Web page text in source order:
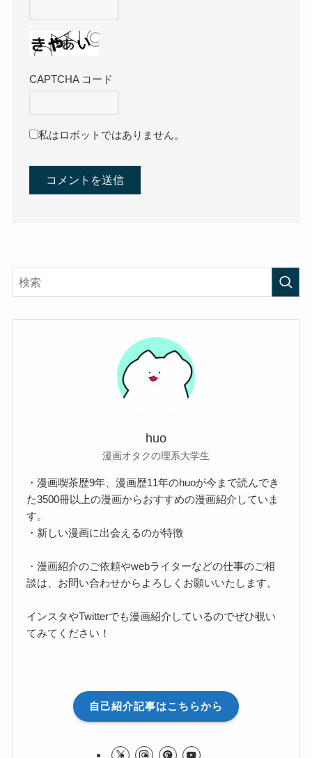
CAPTCHA コード
私はロボットではありません。
huo
漫画オタクの理系大学生
・漫画喫茶歴9年、漫画歴11年のhuoが今まで読んでき
た3500冊以上の漫画からおすすめの漫画紹介していま
す。
・新しい漫画に出会えるのが特徴
・漫画紹介のご依頼やwebライターなどの仕事のご相
談は、お問い合わせからよろしくお願いいたします。
インスタやTwitterでも漫画紹介しているのでぜひ覗い
てみてください！
自己紹介記事はこちらから